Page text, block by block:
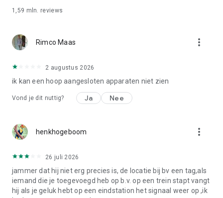
1,59 mln. reviews
Rimco Maas more_vert
2 augustus 2026
ik kan een hoop aangesloten apparaten niet zien
Vond je dit nuttig? Ja Nee
henkhogeboom more_vert
26 juli 2026
jammer dat hij niet erg precies is, de locatie bij bv een tag,als
iemand die je toegevoegd heb op b.v. op een trein stapt vangt
hij als je geluk hebt op een eindstation het signaal weer op ,ik